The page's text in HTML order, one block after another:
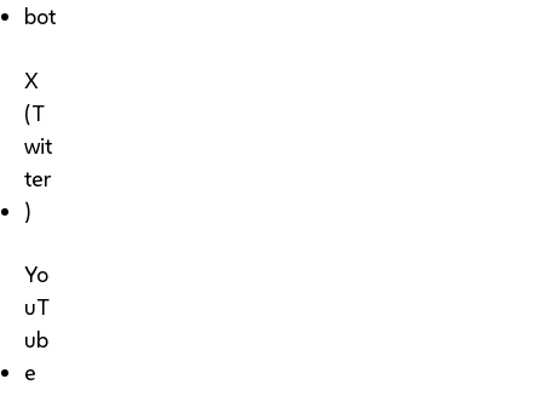
bot
X
(T
wit
ter
)
Yo
uT
ub
e